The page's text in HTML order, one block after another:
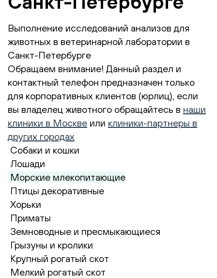
Выполнение исследований анализов для
животных в ветеринарной лаборатории в
Санкт-Петербурге
Обращаем внимание! Данный раздел и
контактный телефон предназначен только
для корпоративных клиентов (юрлиц), если
вы владелец животного обращайтесь в наши
клиники в Москве или клиники-партнеры в
других городах
Собаки и кошки
Лошади
Морские млекопитающие
Птицы декоративные
Хорьки
Приматы
Земноводные и пресмыкающиеся
Грызуны и кролики
Крупный рогатый скот
Мелкий рогатый скот